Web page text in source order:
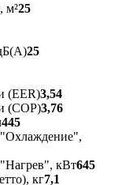
м²25
25
(EER)3,54
(COP)3,76
445
кВт645
кг7,1